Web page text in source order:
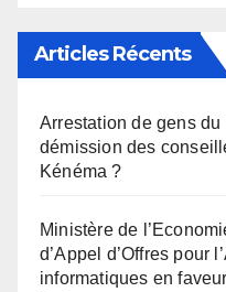
Articles Récents
Arrestation de gens
démission des
Kénéma ?
Ministère de
d’Appel d’Offres pour
informatiques en